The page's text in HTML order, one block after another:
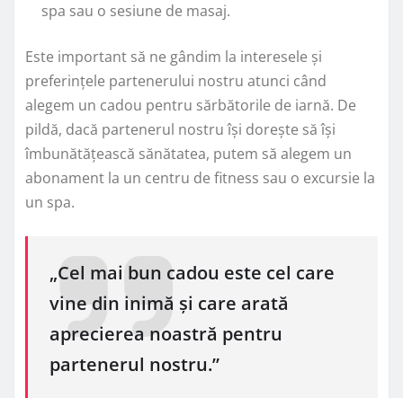
spa sau o sesiune de masaj.
Este important să ne gândim la interesele și
preferințele partenerului nostru atunci când
alegem un cadou pentru sărbătorile de iarnă. De
pildă, dacă partenerul nostru își dorește să își
îmbunătățească sănătatea, putem să alegem un
abonament la un centru de fitness sau o excursie la
un spa.
„Cel mai bun cadou este cel care
vine din inimă și care arată
aprecierea noastră pentru
partenerul nostru.”